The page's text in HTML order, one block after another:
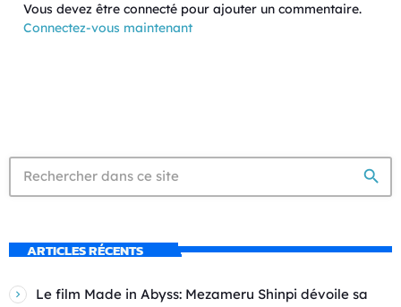
Vous devez être connecté pour ajouter un commentaire.
Connectez-vous maintenant
search
ARTICLES RÉCENTS
Le film Made in Abyss: Mezameru Shinpi dévoile sa